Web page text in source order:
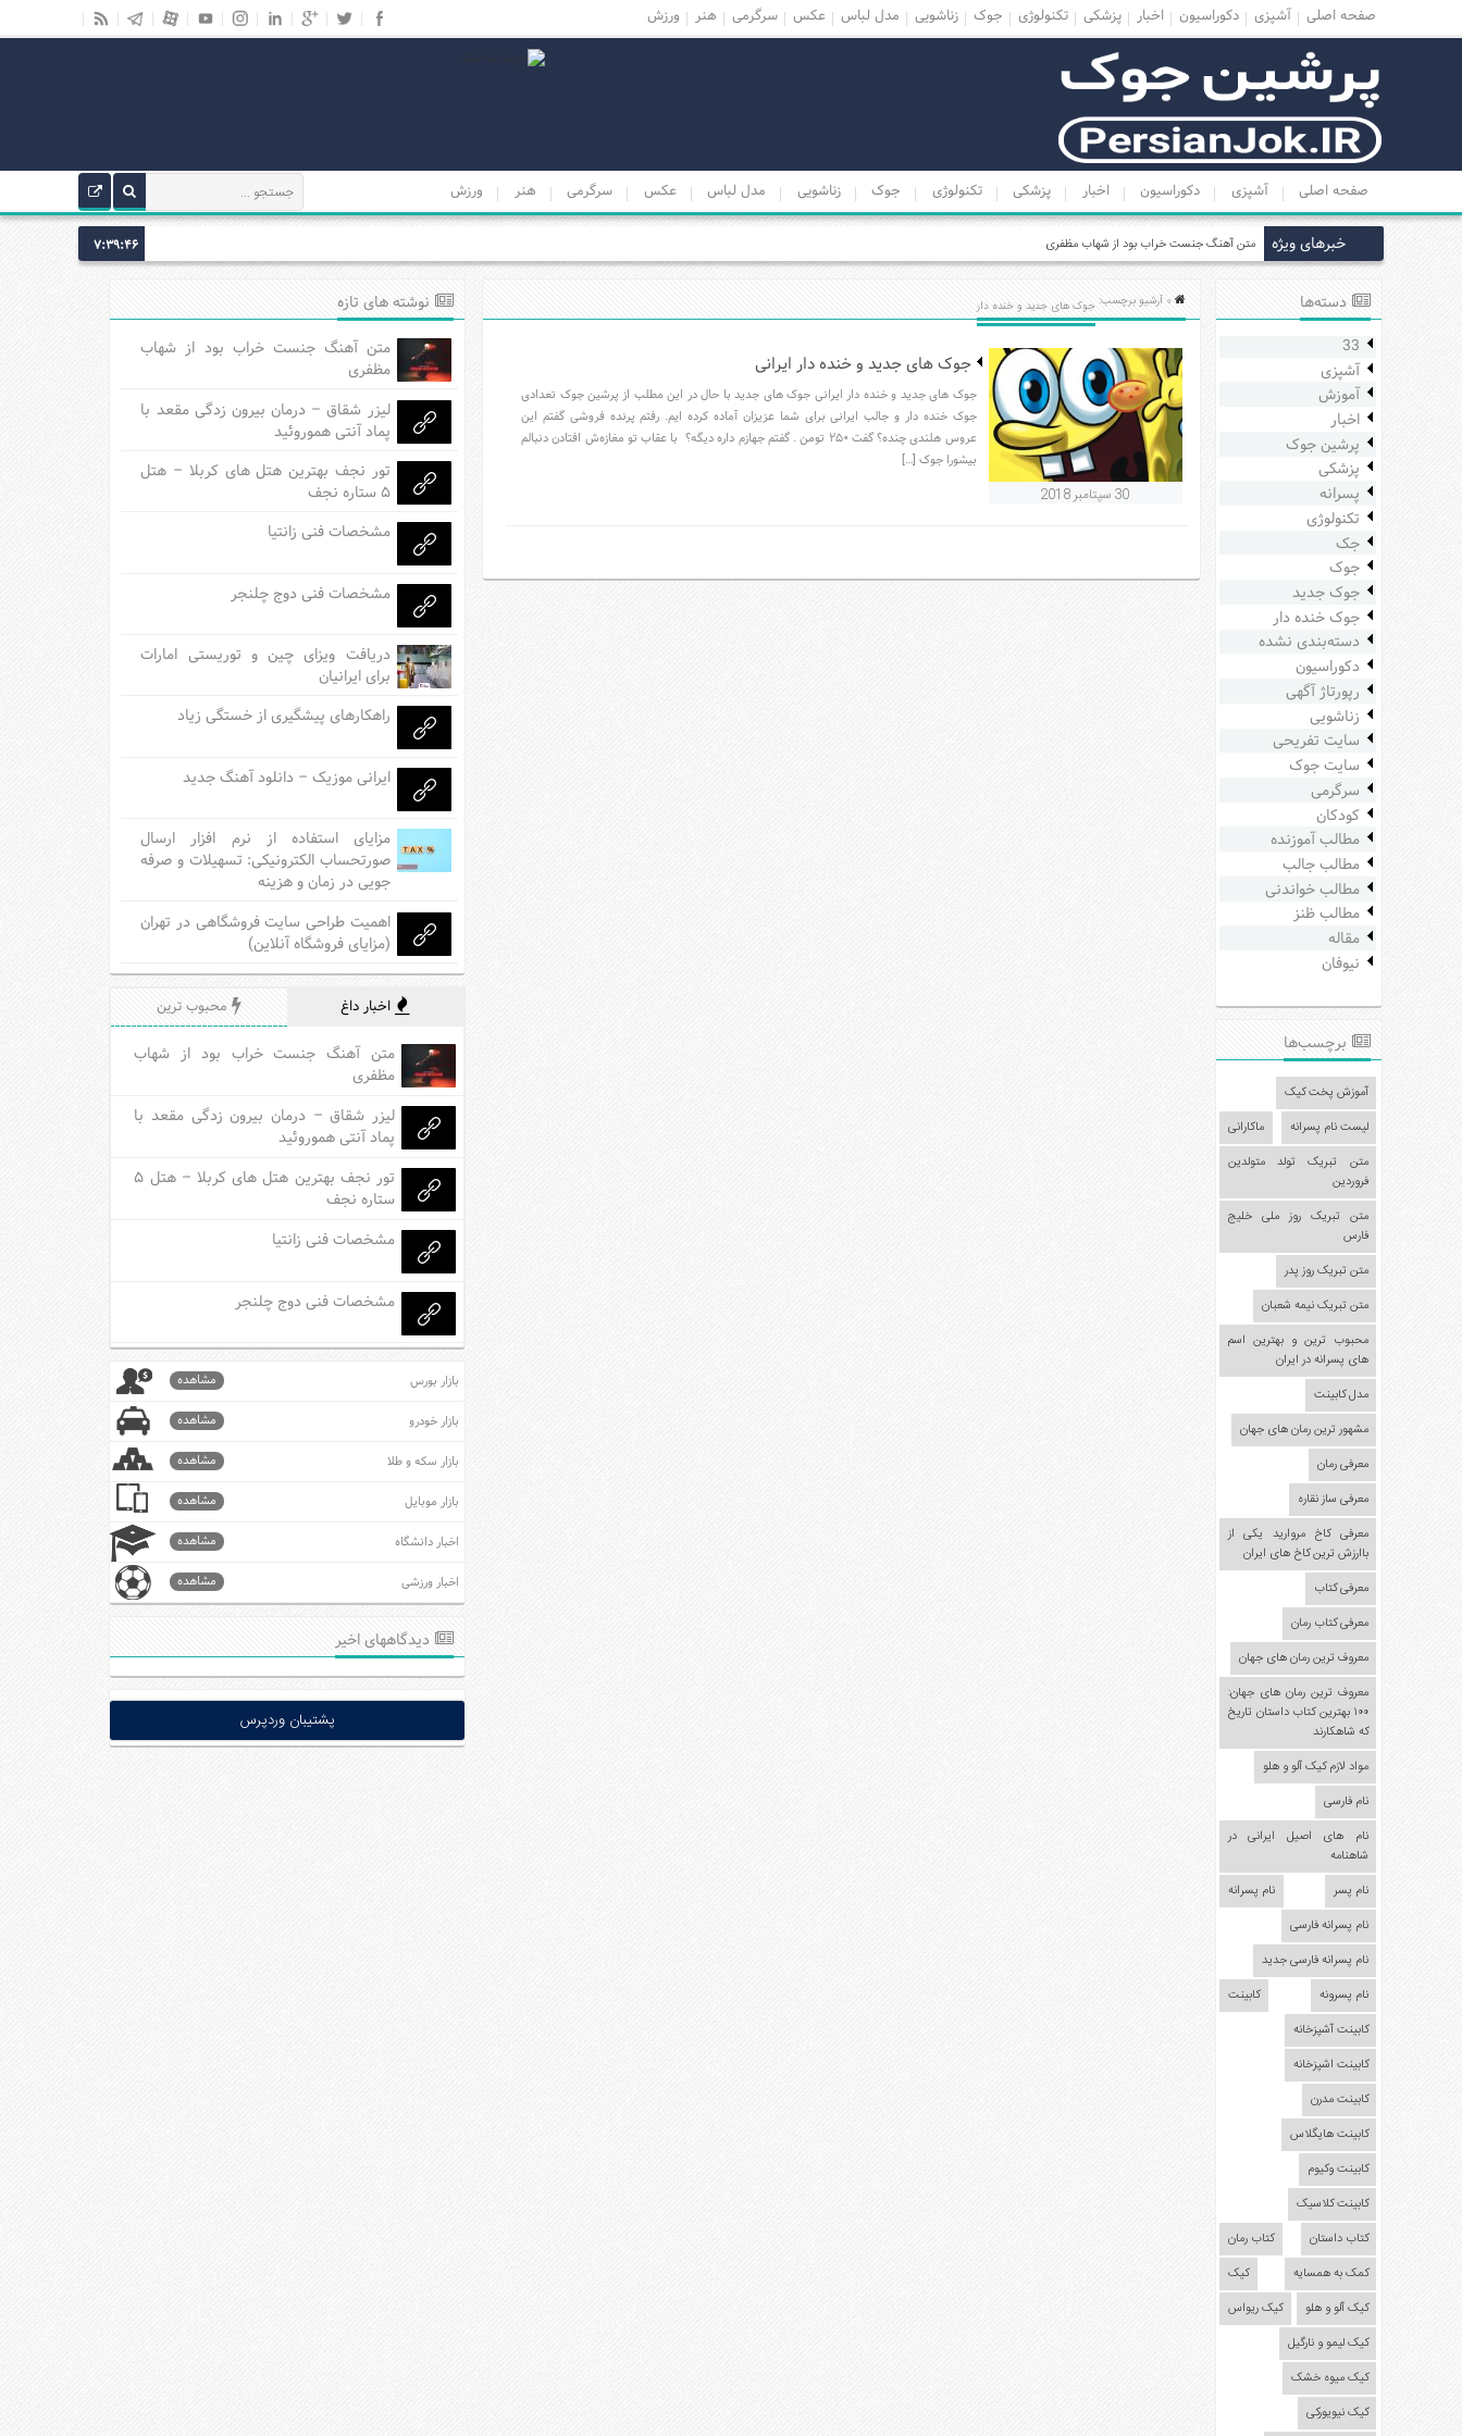
صفحه اصلی آشپزی دکوراسیون اخبار پزشکی تکنولوژی جوک زناشویی مدل لباس عکس سرگرمی هنر ورزش
صفحه اصلی آشپزی دکوراسیون اخبار پزشکی تکنولوژی جوک زناشویی مدل لباس عکس سرگرمی هنر ورزش
اصلی
خبرهای ویژه لی 7:39:46
دسته‌ها
33
آشپزی
آموزش
اخبار
پرشین جوک
پزشکی
پسرانه
تکنولوژی
جک
جوک
جوک جدید
جوک خنده دار
دسته‌بندی نشده
دکوراسیون
رپورتاژ آگهی
زناشویی
سایت تفریحی
سایت جوک
سرگرمی
کودکان
مطالب آموزنده
مطالب جالب
مطالب خواندنی
مطالب ظنز
مقاله
نیوفان
برچسب‌ها
آموزش پخت کیک
لیست نام پسرانه
ماکارانی
متن تبریک تولد متولدین
فروردین
متن تبریک روز ملی خلیج
فارس
متن تبریک روز پدر
متن تبریک نیمه شعبان
محبوب ترین و بهترین اسم
های پسرانه در ایران
مدل کابینت
مشهور ترین رمان های جهان
معرفی رمان
معرفی ساز نقاره
معرفی کاخ مروارید یکی از
باارزش ترین کاخ های ایران
معرفی کتاب
معرفی کتاب رمان
معروف ترین رمان های جهان
معروف ترین رمان های جهان:
۱۰۰ بهترین کتاب داستان تاریخ
که شاهکارند
مواد لازم کیک آلو و هلو
نام فارسی
نام های اصیل ایرانی در
شاهنامه
نام پسر
نام پسرانه
نام پسرانه فارسی
نام پسرانه فارسی جدید
نام پسرونه
کابینت
کابینت آشپزخانه
کابینت اشپزخانه
کابینت مدرن
کابینت هایگلاس
کابینت وکیوم
کابینت کلاسیک
کتاب داستان
کتاب رمان
کمک به همسایه
کیک
کیک آلو و هلو
کیک ریواس
کیک لیمو و نارگیل
کیک میوه خشک
کیک نیویورکی
» آرشیو برچسب: جوک های جدید و خنده دار
30 سپتامبر 2018
جوک های جدید و خنده دار ایرانی
جوک های جدید و خنده دار ایرانی جوک های جدید با حال در این مطلب از پرشین جوک تعدادی
جوک خنده دار و جالب ایرانی برای شما عزیزان آماده کرده ایم. رفتم پرنده فروشی گفتم این
عروس هلندی چنده؟ گفت ۲۵۰ تومن . گفتم جهازم داره دیگه؟ با عقاب تو مغازه‌ش افتادن دنبالم
بیشورا جوک […]
نوشته های تازه
متن آهنگ جنست خراب بود از شهاب
مظفری
لیزر شقاق – درمان بیرون زدگی مقعد با
پماد آنتی هموروئید
تور نجف بهترین هتل های کربلا – هتل
۵ ستاره نجف
مشخصات فنی زانتیا
مشخصات فنی دوج چلنجر
دریافت ویزای چین و توریستی امارات
برای ایرانیان
راهکارهای پیشگیری از خستگی زیاد
ایرانی موزیک – دانلود آهنگ جدید
مزایای استفاده از نرم افزار ارسال
صورتحساب الکترونیکی: تسهیلات و صرفه
جویی در زمان و هزینه
اهمیت طراحی سایت فروشگاهی در تهران
(مزایای فروشگاه آنلاین)
اخبار داغ محبوب ترین
متن آهنگ جنست خراب بود از شهاب
مظفری
لیزر شقاق – درمان بیرون زدگی مقعد با
پماد آنتی هموروئید
تور نجف بهترین هتل های کربلا – هتل ۵
ستاره نجف
مشخصات فنی زانتیا
مشخصات فنی دوج چلنجر
بازار بورس مشاهده
بازار خودرو مشاهده
بازار سکه و طلا مشاهده
بازار موبایل مشاهده
اخبار دانشگاه مشاهده
اخبار ورزشی مشاهده
دیدگاههای اخیر
پشتیبان وردپرس